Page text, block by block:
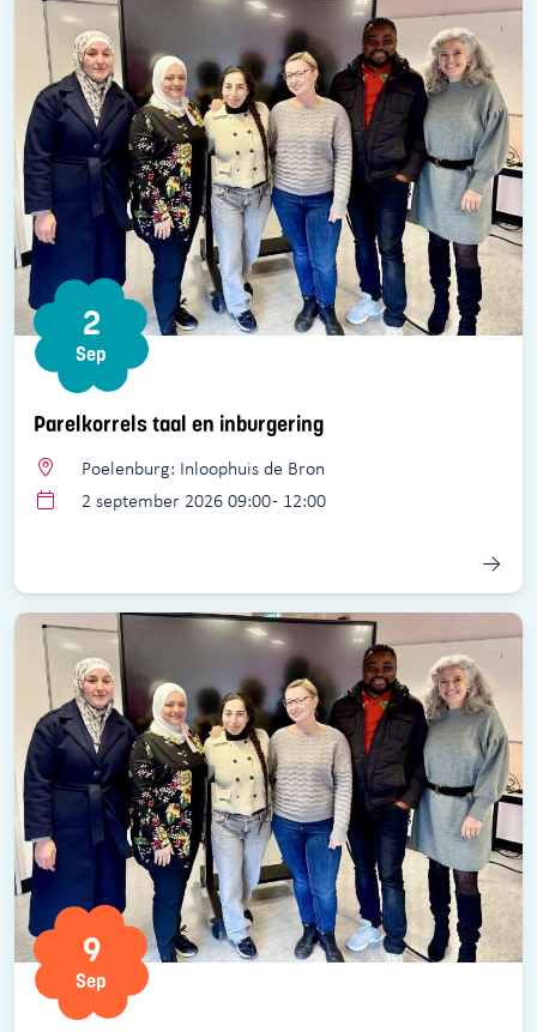
Parelkorrels taal en inburgering
2
Sep
Poelenburg: Inloophuis de Bron
2 september 2026 09:00 - 12:00
9
Sep